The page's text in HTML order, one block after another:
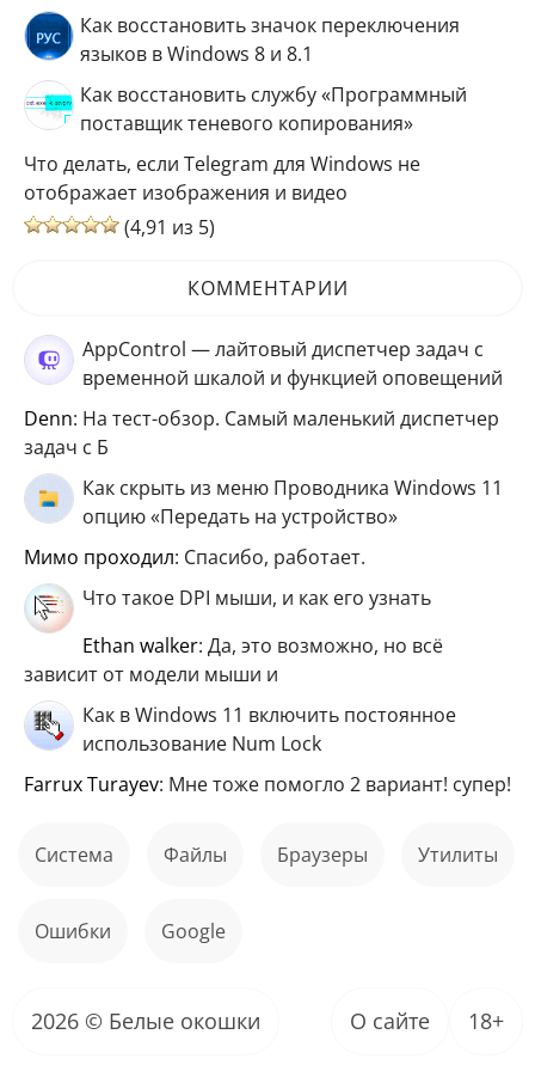
Как восстановить значок переключения
языков в Windows 8 и 8.1
Как восстановить службу «Программный
поставщик теневого копирования»
Что делать, если Telegram для Windows не
отображает изображения и видео
(4,91 из 5)
КОММЕНТАРИИ
AppControl — лайтовый диспетчер задач с
временной шкалой и функцией оповещений
Denn: На тест-обзор. Самый маленький диспетчер
задач с Б
Как скрыть из меню Проводника Windows 11
опцию «Передать на устройство»
мимо проходил: Спасибо, работает.
Что такое DPI мыши, и как его узнать
ethan walker: Да, это возможно, но всё
зависит от модели мыши и
Как в Windows 11 включить постоянное
использование Num Lock
Farrux Turayev: Мне тоже помогло 2 вариант! супер!
Система файлы Браузеры Утилиты
ошибки Google
2026 © Белые окошки О сайте 18+